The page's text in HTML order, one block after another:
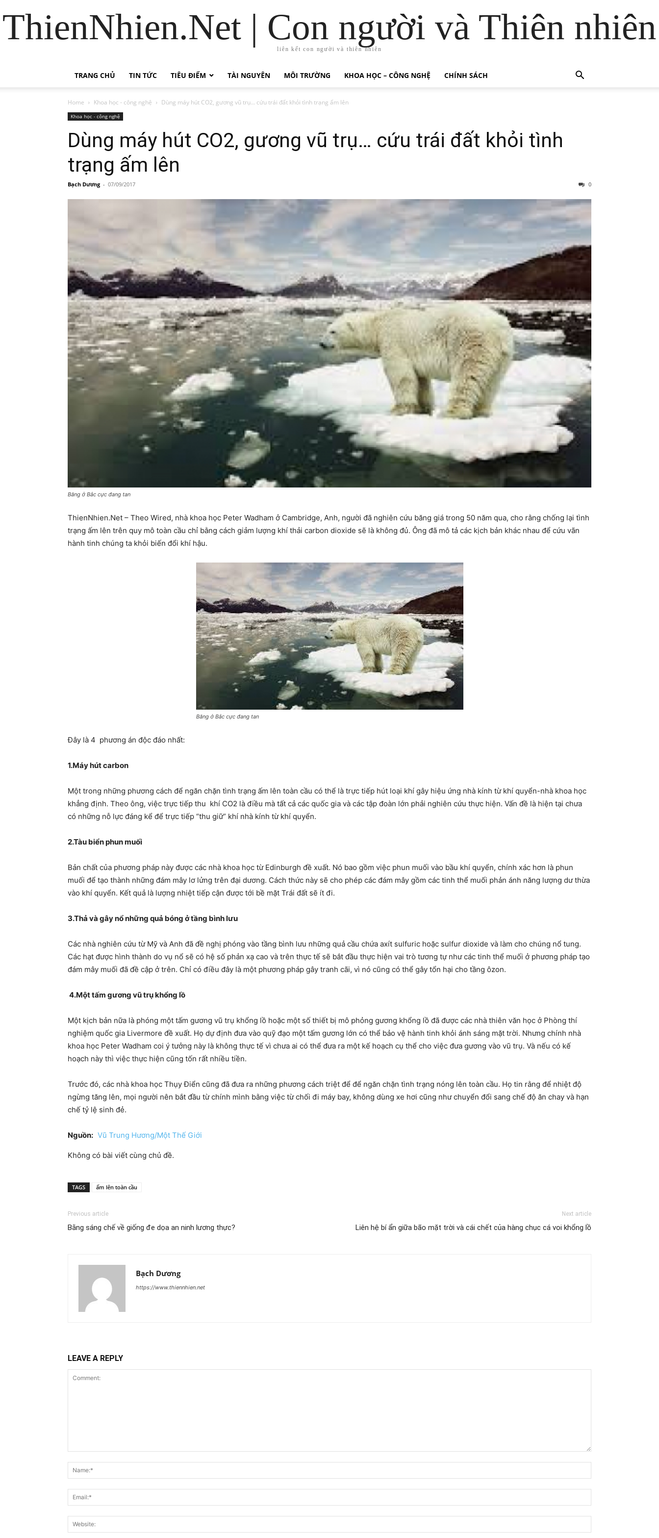
ThienNhien.Net | Con người và Thiên nhiên
liên kết con người và thiên nhiên
TRANG CHỦ TIN TỨC TIÊU ĐIỂM TÀI NGUYÊN MÔI TRƯỜNG KHOA HỌC – CÔNG NGHỆ CHÍNH SÁCH
Home Khoa học - công nghệ Dùng máy hút CO2, gương vũ trụ… cứu trái đất khỏi tình trạng ấm lên
Khoa học - công nghệ
Dùng máy hút CO2, gương vũ trụ… cứu trái đất khỏi tình
trạng ấm lên
Bạch Dương - 07/09/2017 0
Băng ở Bắc cực đang tan
ThienNhien.Net – Theo Wired, nhà khoa học Peter Wadham ở Cambridge, Anh, người đã nghiên cứu băng giá trong 50 năm qua, cho rằng chống lại tình
trạng ấm lên trên quy mô toàn cầu chỉ bằng cách giảm lượng khí thải carbon dioxide sẽ là không đủ. Ông đã mô tả các kịch bản khác nhau để cứu vãn
hành tinh chúng ta khỏi biến đổi khí hậu.
Băng ở Bắc cực đang tan
Đây là 4 phương án độc đáo nhất:
1.Máy hút carbon
Một trong những phương cách để ngăn chặn tình trạng ấm lên toàn cầu có thể là trực tiếp hút loại khí gây hiệu ứng nhà kính từ khí quyển-nhà khoa học
khẳng định. Theo ông, việc trực tiếp thu khí CO2 là điều mà tất cả các quốc gia và các tập đoàn lớn phải nghiên cứu thực hiện. Vấn đề là hiện tại chưa
có những nỗ lực đáng kể để trực tiếp “thu giữ” khí nhà kính từ khí quyển.
2.Tàu biển phun muối
Bản chất của phương pháp này được các nhà khoa học từ Edinburgh đề xuất. Nó bao gồm việc phun muối vào bầu khí quyển, chính xác hơn là phun
muối để tạo thành những đám mây lơ lửng trên đại dương. Cách thức này sẽ cho phép các đám mây gồm các tinh thể muối phản ánh năng lượng dư thừa
vào khí quyển. Kết quả là lượng nhiệt tiếp cận được tới bề mặt Trái đất sẽ ít đi.
3.Thả và gây nổ những quả bóng ở tầng bình lưu
Các nhà nghiên cứu từ Mỹ và Anh đã đề nghị phóng vào tầng bình lưu những quả cầu chứa axít sulfuric hoặc sulfur dioxide và làm cho chúng nổ tung.
Các hạt được hình thành do vụ nổ sẽ có hệ số phản xạ cao và trên thực tế sẽ bắt đầu thực hiện vai trò tương tự như các tinh thể muối ở phương pháp tạo
đám mây muối đã đề cập ở trên. Chỉ có điều đây là một phương pháp gây tranh cãi, vì nó cũng có thể gây tổn hại cho tầng ôzon.
4.Một tấm gương vũ trụ khổng lồ
Một kịch bản nữa là phóng một tấm gương vũ trụ khổng lồ hoặc một số thiết bị mô phỏng gương khổng lồ đã được các nhà thiên văn học ở Phòng thí
nghiệm quốc gia Livermore đề xuất. Họ dự định đưa vào quỹ đạo một tấm gương lớn có thể bảo vệ hành tinh khỏi ánh sáng mặt trời. Nhưng chính nhà
khoa học Peter Wadham coi ý tưởng này là không thực tế vì chưa ai có thể đưa ra một kế hoạch cụ thể cho việc đưa gương vào vũ trụ. Và nếu có kế
hoạch này thì việc thực hiện cũng tốn rất nhiều tiền.
Trước đó, các nhà khoa học Thụy Điển cũng đã đưa ra những phương cách triệt để để ngăn chặn tình trạng nóng lên toàn cầu. Họ tin rằng để nhiệt độ
ngừng tăng lên, mọi người nên bắt đầu từ chính mình bằng việc từ chối đi máy bay, không dùng xe hơi cũng như chuyển đổi sang chế độ ăn chay và hạn
chế tỷ lệ sinh đẻ.
Nguồn: Vũ Trung Hương/Một Thế Giới
Không có bài viết cùng chủ đề.
TAGS ấm lên toàn cầu
Previous article
Bằng sáng chế về giống đe dọa an ninh lương thực?
Next article
Liên hệ bí ẩn giữa bão mặt trời và cái chết của hàng chục cá voi khổng lồ
Bạch Dương
https://www.thiennhien.net
LEAVE A REPLY